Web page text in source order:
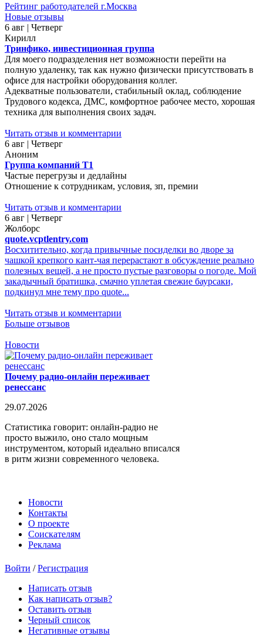
Рейтинг работодателей г.Москва
Новые отзывы
6 авг | Четверг
Кирилл
Тринфико, инвестиционная группа
Для моего подразделения нет возможности перейти на
полную удаленку, так как нужно физически присутствовать в
офисе для настройки оборудования коллег.
Адекватные пользователи, стабильный оклад, соблюдение
Трудового кодекса, ДМС, комфортное рабочее место, хорошая
техника для выполнения своих задач.
Читать отзыв и комментарии
6 авг | Четверг
Аноним
Группа компаний Т1
Частые перегрузы и дедлайны
Отношение к сотрудникам, условия, зп, премии
Читать отзыв и комментарии
6 авг | Четверг
Жолборс
quote.vcptlentry.com
Восхитительно, когда привычные посиделки во дворе за
чашкой крепкого кант-чая перерастают в обсуждение реально
полезных вещей, а не просто пустые разговоры о погоде. Мой
закадычный братишка, смачно уплетая свежие баурсаки,
подкинул мне тему про quote...
Читать отзыв и комментарии
Больше отзывов
Новости
Почему радио-онлайн переживает
ренессанс
29.07.2026
Статистика говорит: онлайн-радио не
просто выжило, оно стало мощным
инструментом, который идеально вписался
в ритм жизни современного человека.
Новости
Контакты
О проекте
Соискателям
Реклама
Войти /Регистрация
Написать отзыв
Как написать отзыв?
Оставить отзыв
Черный список
Негативные отзывы